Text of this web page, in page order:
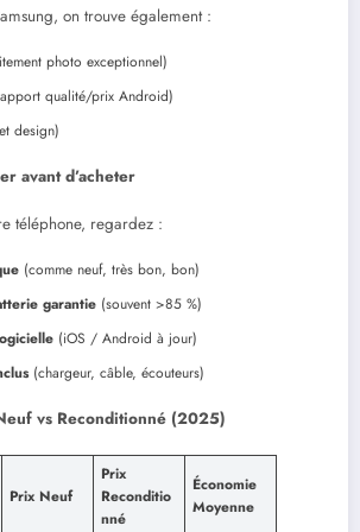
on trouve également :
photo exceptionnel)
qualité/prix Android)
design)
avant d’acheter
téléphone, regardez :
(comme neuf, très bon, bon)
garantie (souvent >85 %)
(iOS / Android à jour)
(chargeur, câble, écouteurs)
vs Reconditionné (2025)
Prix Neuf
Prix
Reconditio
nné
Économie
Moyenne